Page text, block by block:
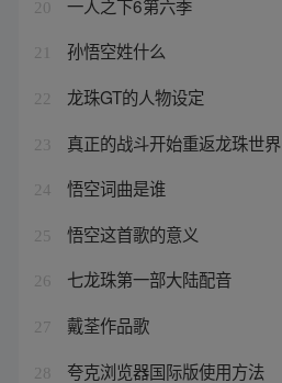
20 一人之下6第六季
21 孙悟空姓什么
22 龙珠GT的人物设定
23 真正的战斗开始重返龙珠世界
24 悟空词曲是谁
25 悟空这首歌的意义
26 七龙珠第一部大陆配音
27 戴荃作品歌
28 夸克浏览器国际版使用方法